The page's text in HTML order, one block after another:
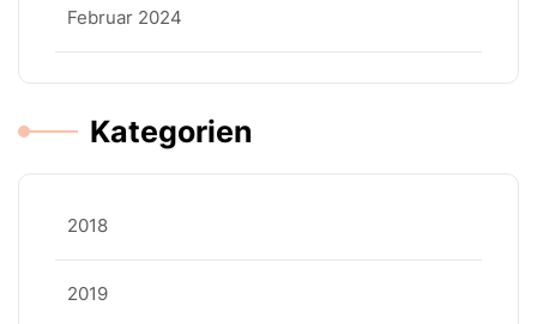
Februar 2024
Kategorien
2018
2019